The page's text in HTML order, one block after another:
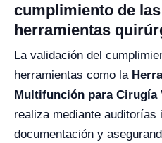
cumplimiento de
herramientas
La validación del
herramientas como la
Multifunción para Cirugía
realiza mediante auditorías
documentación y